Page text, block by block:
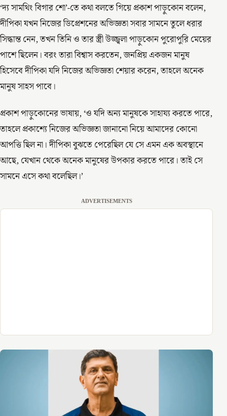
‘দ্য সামথিং বিগার শো’-তে কথা বলতে গিয়ে প্রকাশ পাড়ুকোন বলেন,
দীপিকা যখন নিজের ডিপ্রেশনের অভিজ্ঞতা সবার সামনে তুলে ধরার
সিদ্ধান্ত নেন, তখন তিনি ও তার স্ত্রী উজ্জ্বলা পাড়ুকোন পুরোপুরি মেয়ের
পাশে ছিলেন। বরং তারা বিশ্বাস করতেন, জনপ্রিয় একজন মানুষ
হিসেবে দীপিকা যদি নিজের অভিজ্ঞতা শেয়ার করেন, তাহলে অনেক
মানুষ সাহস পাবে।
প্রকাশ পাড়ুকোনের ভাষায়, ‘ও যদি অন্য মানুষকে সাহায্য করতে পারে,
তাহলে প্রকাশ্যে নিজের অভিজ্ঞতা জানানো নিয়ে আমাদের কোনো
আপত্তি ছিল না। দীপিকা বুঝতে পেরেছিল যে সে এমন এক অবস্থানে
আছে, যেখান থেকে অনেক মানুষের উপকার করতে পারে। তাই সে
সামনে এসে কথা বলেছিল।’
ADVERTISEMENTS